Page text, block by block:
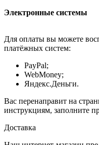
Электронные системы
Для оплаты вы можете
платёжных систем:
PayPal;
WebMoney;
Яндекс.Деньги.
Вас перенаправит на
инструкциям, заполните
Доставка